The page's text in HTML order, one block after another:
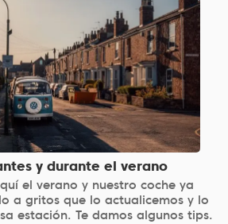
y durante el verano
el verano y nuestro coche ya
a gritos que lo actualicemos y lo
estación. Te damos algunos tips.